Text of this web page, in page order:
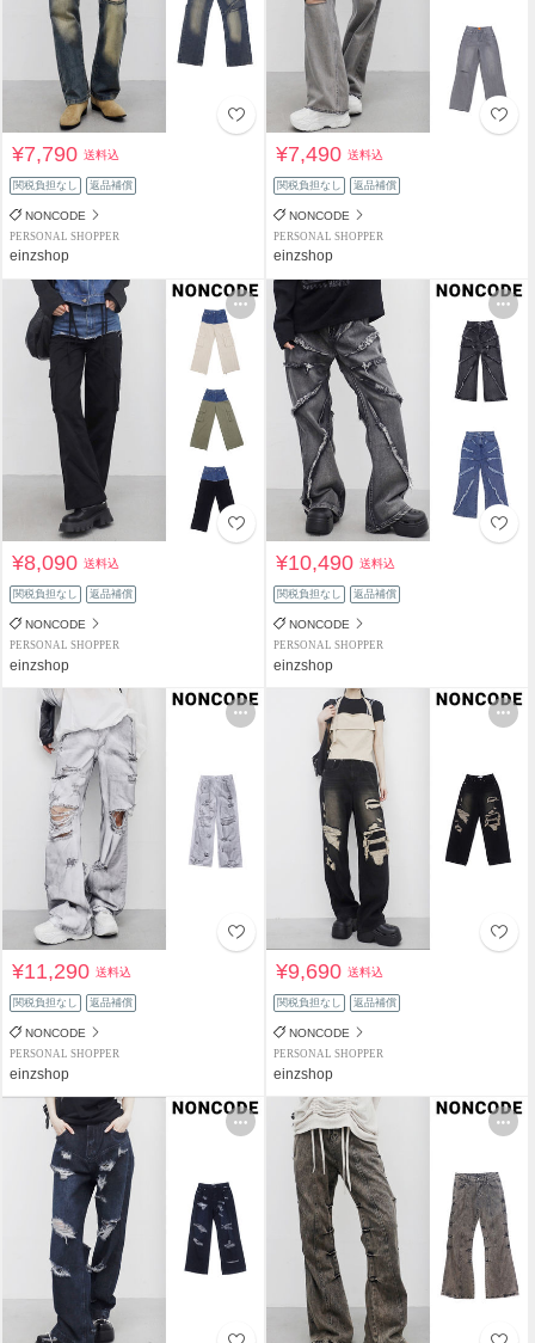
¥7,790送料込
関税負担なし 返品補償
NONCODE
PERSONAL SHOPPER
einzshop
¥7,490送料込
関税負担なし 返品補償
NONCODE
PERSONAL SHOPPER
einzshop
¥8,090送料込
関税負担なし 返品補償
NONCODE
PERSONAL SHOPPER
einzshop
¥10,490送料込
関税負担なし 返品補償
NONCODE
PERSONAL SHOPPER
einzshop
¥11,290送料込
関税負担なし 返品補償
NONCODE
PERSONAL SHOPPER
einzshop
¥9,690送料込
関税負担なし 返品補償
NONCODE
PERSONAL SHOPPER
einzshop